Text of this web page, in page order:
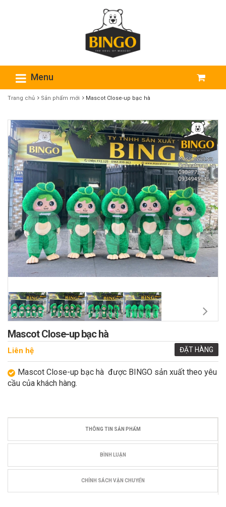
Menu
Trang chủ Sản phẩm mới Mascot Close-up bạc hà
Mascot Close-up bạc hà
ĐẶT HÀNG
Liên hệ
Mascot Close-up bạc hà được BINGO sản xuất theo yêu
cầu của khách hàng.
THÔNG TIN SẢN PHẨM
BÌNH LUẬN
CHÍNH SÁCH VẬN CHUYỂN